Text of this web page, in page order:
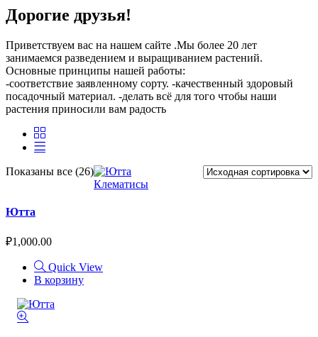
Дорогие друзья!
Приветствуем вас на нашем сайте .Мы более 20 лет
занимаемся разведением и выращиванием растений.
Основные принципы нашей работы:
-соответствие заявленному сорту. -качественный здоровый
посадочный материал. -делать всё для того чтобы наши
растения приносили вам радость
Показаны все (26)
Клематисы
Ютта
₽1,000.00
Quick View
В корзину